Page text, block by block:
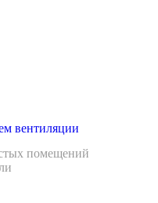
вентиляции
помещений